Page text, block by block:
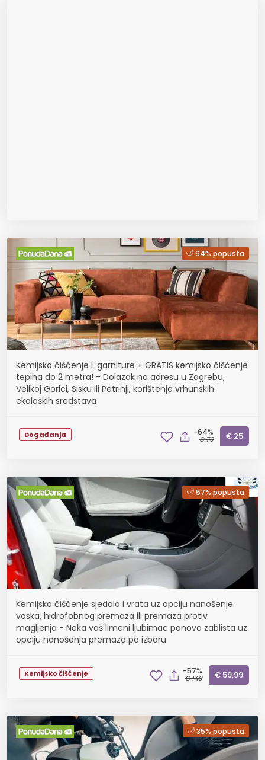
64% popusta
Kemijsko čišćenje L garniture + GRATIS kemijsko čišćenje
tepiha do 2 metra! - Dolazak na adresu u Zagrebu,
Velikoj Gorici, Sisku ili Petrinji, korištenje vrhunskih
ekoloških sredstava
Događanja -64%
€ 70 € 25
57% popusta
Kemijsko čišćenje sjedala i vrata uz opciju nanošenje
voska, hidrofobnog premaza ili premaza protiv
magljenja - Neka vaš limeni ljubimac ponovo zablista uz
opciju nanošenja premaza po izboru
Kemijsko čišćenje -57%
€ 140 € 59,99
35% popusta